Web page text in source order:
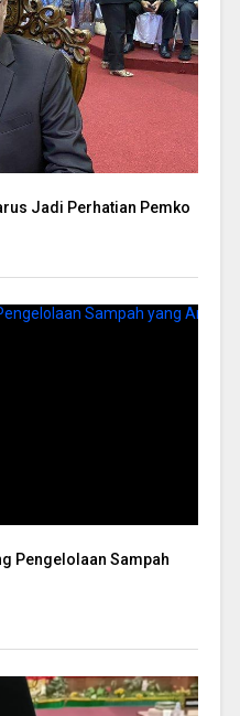
Jadi Perhatian Pemko
Pengelolaan Sampah